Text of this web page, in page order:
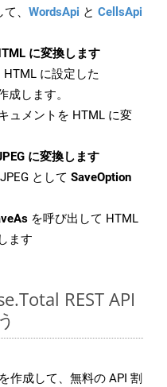
、 WordsApi と CellsApi
に変換します
に設定した
成します。
ュメントを HTML に変
に変換します
として SaveOption
を呼び出して HTML
ます
REST API
作成して、無料の API 割